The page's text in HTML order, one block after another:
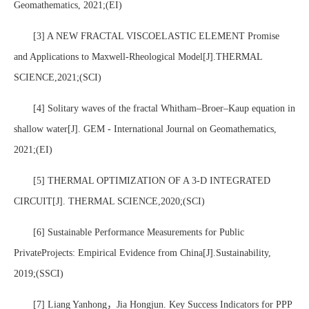
Geomathematics, 2021;(EI)
[3] A NEW FRACTAL VISCOELASTIC ELEMENT Promise
and Applications to Maxwell-Rheological Model[J].THERMAL
SCIENCE,2021;(SCI)
[4] Solitary waves of the fractal Whitham–Broer–Kaup equation in
shallow water[J]. GEM - International Journal on Geomathematics,
2021;(EI)
[5] THERMAL OPTIMIZATION OF A 3-D INTEGRATED
CIRCUIT[J]. THERMAL SCIENCE,2020;(SCI)
[6] Sustainable Performance Measurements for Public
PrivateProjects: Empirical Evidence from China[J].Sustainability,
2019;(SSCI)
[7] Liang Yanhong，Jia Hongjun. Key Success Indicators for PPP